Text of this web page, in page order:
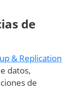
de
& Replication
datos,
de